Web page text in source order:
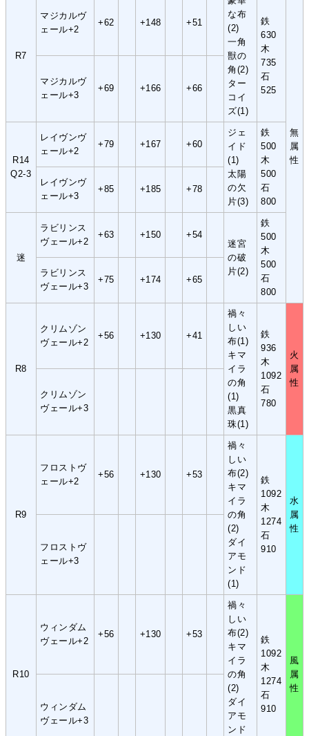
R7
マジカルヴ
ェール+2
+62 +148 +51
な布
(2)
一角
獣の
角(2)
ター
コイ
ズ(1)
鉄
630
木
735
石
525
無
属
性
マジカルヴ
ェール+3
+69 +166 +66
R14
Q2-3
レイヴンヴ
ェール+2
+79 +167 +60
ジェ
イド
(1)
太陽
の欠
片(3)
鉄
500
木
500
石
800
レイヴンヴ
ェール+3
+85 +185 +78
迷
ラビリンス
ヴェール+2
+63 +150
+54
迷宮
の破
片(2)
鉄
500
木
500
石
800
ラビリンス
ヴェール+3
+75 +174 +65
R8
クリムゾン
ヴェール+2
+56 +130 +41
禍々
しい
布(1)
キマ
イラ
の角
(1)
黒真
珠(1)
鉄
936
木
1092
石
780
火
属
性
クリムゾン
ヴェール+3
R9
フロストヴ
ェール+2
+56 +130 +53
禍々
しい
布(2)
キマ
イラ
の角
(2)
ダイ
アモ
ンド
(1)
鉄
1092
木
1274
石
910
水
属
性
フロストヴ
ェール+3
R10
ウィンダム
ヴェール+2
+56 +130 +53
禍々
しい
布(2)
キマ
イラ
の角
(2)
ダイ
アモ
ンド
鉄
1092
木
1274
石
910
風
属
性
ウィンダム
ヴェール+3